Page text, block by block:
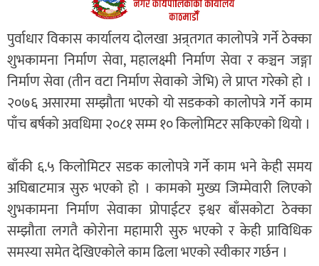
पुर्वाधार विकास कार्यालय दोलखा अन्र्तगत कालोपत्रे गर्ने ठेक्का
शुभकामना निर्माण सेवा, महालक्ष्मी निर्माण सेवा र कञ्चन जङ्गा
निर्माण सेवा (तीन वटा निर्माण सेवाको जेभि) ले प्राप्त गरेको हो ।
२०७६ असारमा सम्झौता भएको यो सडकको कालोपत्रे गर्ने काम
पाँच बर्षको अवधिमा २०८१ सम्म १० किलोमिटर सकिएको थियो ।
बाँकी ६.५ किलोमिटर सडक कालोपत्रे गर्ने काम भने केही समय
अघिबाटमात्र सुरु भएको हो । कामको मुख्य जिम्मेवारी लिएको
शुभकामना निर्माण सेवाका प्रोपाईटर इश्वर बाँसकोटा ठेक्का
सम्झौता लगतै कोरोना महामारी सुरु भएको र केही प्राविधिक
समस्या समेत देखिएकोले काम ढिला भएको स्वीकार गर्छन ।